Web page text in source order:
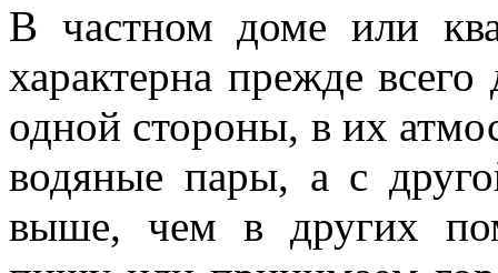
В частном доме или
характерна прежде
одной стороны, в их
водяные пары, а с
выше, чем в других